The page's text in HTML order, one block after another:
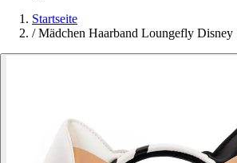
Startseite
/ Mädchen Haarband Loungefly Disney